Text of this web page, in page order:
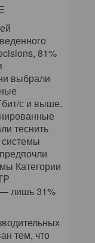
81%
выбрали
с и выше.
теснить
Категории
лишь 31%
тем, что